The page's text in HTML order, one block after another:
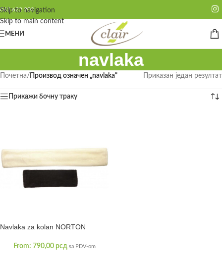
Skip to navigation
Skip to main content
062 622 200
МЕНИ
navlaka
Почетна/ Производ oзначен „navlaka“ Приказан један резултат
Прикажи бочну траку
Navlaka za kolan NORTON
From: 790,00 рсд sa PDV-om